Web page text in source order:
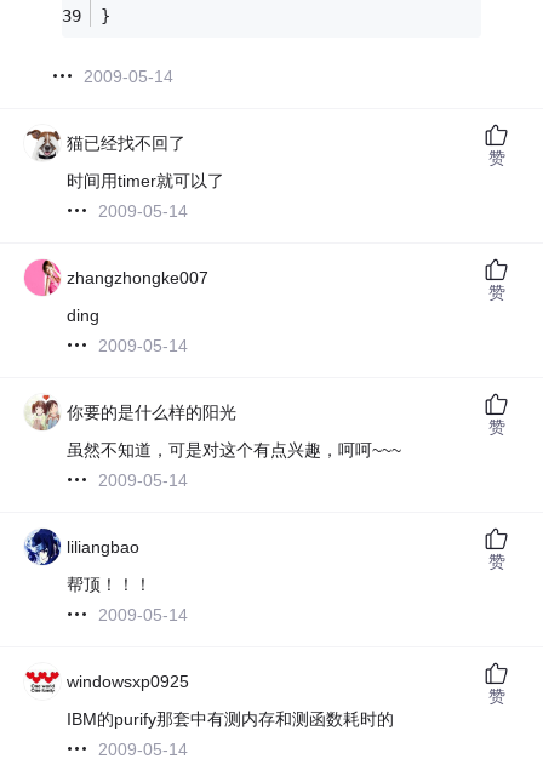
}
2009-05-14
猫已经找不回了
时间用timer就可以了
2009-05-14
赞
zhangzhongke007
ding
2009-05-14
赞
你要的是什么样的阳光
虽然不知道，可是对这个有点兴趣，呵呵~~~
2009-05-14
赞
liliangbao
帮顶！！！
2009-05-14
赞
windowsxp0925
IBM的purify那套中有测内存和测函数耗时的
2009-05-14
赞